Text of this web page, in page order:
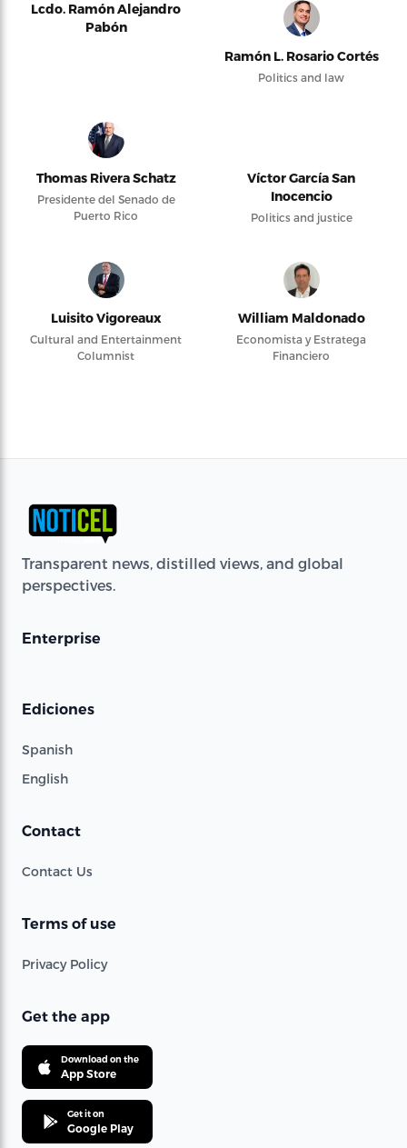
Lcdo. Ramón Alejandro
Pabón
Ramón L. Rosario Cortés
Politics and law
Thomas Rivera Schatz
Presidente del Senado de
Puerto Rico
Víctor García San
Inocencio
Politics and justice
Luisito Vigoreaux
Cultural and Entertainment
Columnist
William Maldonado
Economista y Estratega
Financiero
Transparent news, distilled views, and global
perspectives.
Enterprise
Ediciones
Spanish
English
Contact
Contact Us
Terms of use
Privacy Policy
Get the app
Download on the
App Store
Get it on
Google Play